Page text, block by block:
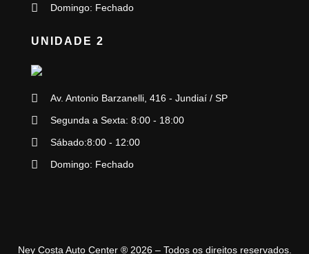
Domingo: Fechado
UNIDADE 2
Av. Antonio Barzanelli, 416 - Jundiaí / SP
Segunda a Sexta: 8:00 - 18:00
Sábado:8:00 - 12:00
Domingo: Fechado
Ney Costa Auto Center ® 2026 – Todos os direitos reservados.